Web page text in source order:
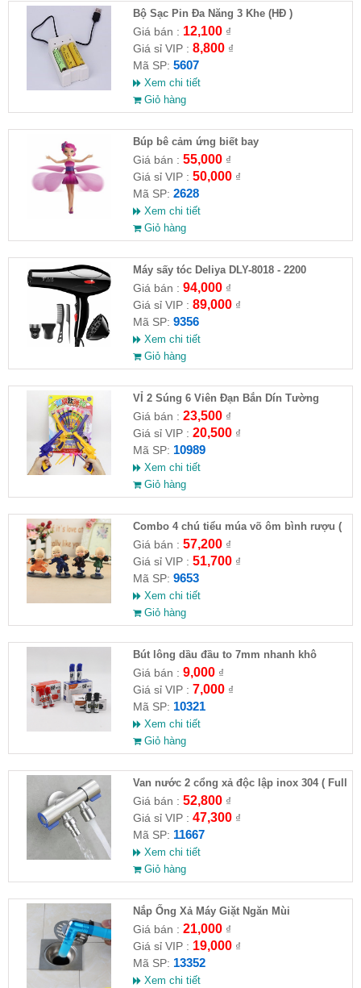
Bộ Sạc Pin Đa Năng 3 Khe (HĐ )
Giá bán : 12,100₫
Giá sỉ VIP : 8,800₫
Mã SP: 5607
Xem chi tiết
Giỏ hàng
​Búp bê cảm ứng biết bay
Giá bán : 55,000₫
Giá sỉ VIP : 50,000₫
Mã SP: 2628
Xem chi tiết
Giỏ hàng
Máy sấy tóc Deliya DLY-8018 - 2200
Giá bán : 94,000₫
Giá sỉ VIP : 89,000₫
Mã SP: 9356
Xem chi tiết
Giỏ hàng
VỈ 2 Súng 6 Viên Đạn Bắn Dín Tường
Giá bán : 23,500₫
Giá sỉ VIP : 20,500₫
Mã SP: 10989
Xem chi tiết
Giỏ hàng
Combo 4 chú tiểu múa võ ôm bình rượu (
HĐ )
Giá bán : 57,200₫
Giá sỉ VIP : 51,700₫
Mã SP: 9653
Xem chi tiết
Giỏ hàng
Bút lông dầu đầu to 7mm nhanh khô
Giá bán : 9,000₫
Giá sỉ VIP : 7,000₫
Mã SP: 10321
Xem chi tiết
Giỏ hàng
Van nước 2 cổng xả độc lập inox 304 ( Full
VAT )
Giá bán : 52,800₫
Giá sỉ VIP : 47,300₫
Mã SP: 11667
Xem chi tiết
Giỏ hàng
Nắp Ống Xả Máy Giặt Ngăn Mùi
Giá bán : 21,000₫
Giá sỉ VIP : 19,000₫
Mã SP: 13352
Xem chi tiết